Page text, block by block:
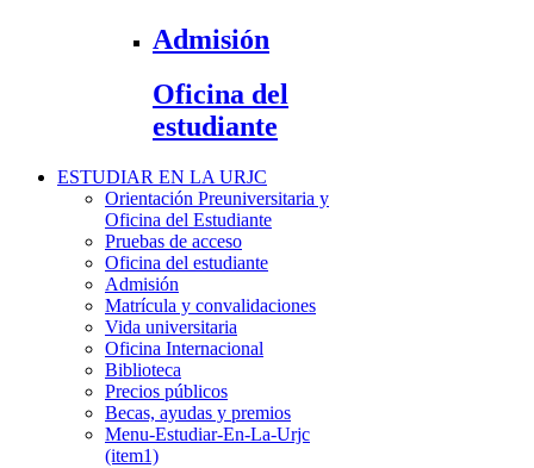
Admisión
Oficina del
estudiante
ESTUDIAR EN LA URJC
Orientación Preuniversitaria y
Oficina del Estudiante
Pruebas de acceso
Oficina del estudiante
Admisión
Matrícula y convalidaciones
Vida universitaria
Oficina Internacional
Biblioteca
Precios públicos
Becas, ayudas y premios
Menu-Estudiar-En-La-Urjc
(item1)